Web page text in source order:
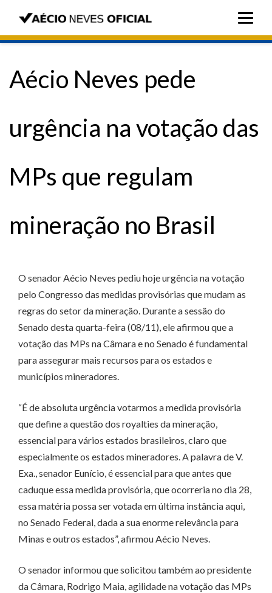
Aécio Neves pede
urgência na votação das
MPs que regulam
mineração no Brasil
O senador Aécio Neves pediu hoje urgência na votação
pelo Congresso das medidas provisórias que mudam as
regras do setor da mineração. Durante a sessão do
Senado desta quarta-feira (08/11), ele afirmou que a
votação das MPs na Câmara e no Senado é fundamental
para assegurar mais recursos para os estados e
municípios mineradores.
“É de absoluta urgência votarmos a medida provisória
que define a questão dos royalties da mineração,
essencial para vários estados brasileiros, claro que
especialmente os estados mineradores. A palavra de V.
Exa., senador Eunício, é essencial para que antes que
caduque essa medida provisória, que ocorreria no dia 28,
essa matéria possa ser votada em última instância aqui,
no Senado Federal, dada a sua enorme relevância para
Minas e outros estados”, afirmou Aécio Neves.
O senador informou que solicitou também ao presidente
da Câmara, Rodrigo Maia, agilidade na votação das MPs